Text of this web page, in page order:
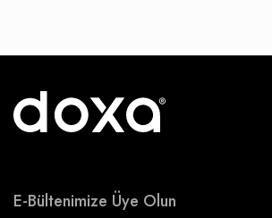
E-Bültenimize Üye Olun